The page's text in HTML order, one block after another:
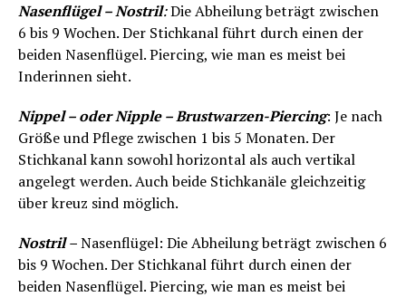
Nasenflügel – Nostril:Die Abheilung beträgt zwischen
6 bis 9 Wochen. Der Stichkanal führt durch einen der
beiden Nasenflügel. Piercing, wie man es meist bei
Inderinnen sieht.
Nippel – oder Nipple – Brustwarzen-Piercing: Je nach
Größe und Pflege zwischen 1 bis 5 Monaten. Der
Stichkanal kann sowohl horizontal als auch vertikal
angelegt werden. Auch beide Stichkanäle gleichzeitig
über kreuz sind möglich.
Nostril–Nasenflügel: Die Abheilung beträgt zwischen 6
bis 9 Wochen. Der Stichkanal führt durch einen der
beiden Nasenflügel. Piercing, wie man es meist bei